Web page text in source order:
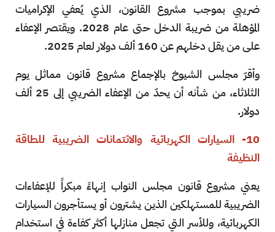
ضريبي بموجب مشروع القانون، الذي يُعفي الإكراميات
المؤهلة من ضريبة الدخل حتى عام 2028. ويقتصر الإعفاء
على من يقل دخلهم عن 160 ألف دولار لعام 2025.
وأقرّ مجلس الشيوخ بالإجماع مشروع قانون مماثل يوم
الثلاثاء، من شأنه أن يحدّ من الإعفاء الضريبي إلى 25 ألف
دولار.
10- السيارات الكهربائية والائتمانات الضريبية للطاقة
النظيفة
يعني مشروع قانون مجلس النواب إنهاءً مبكراً للإعفاءات
الضريبية للمستهلكين الذين يشترون أو يستأجرون السيارات
الكهربائية، وللأسر التي تجعل منازلها أكثر كفاءة في استخدام